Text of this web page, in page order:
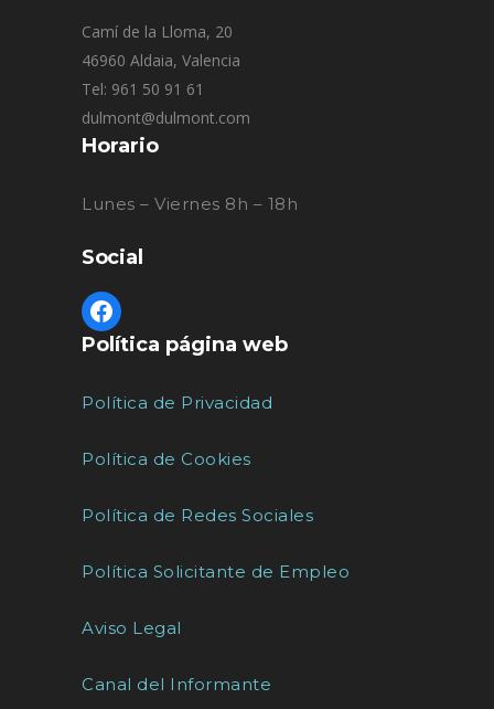
Camí de la Lloma, 20
46960 Aldaia, Valencia
Tel: 961 50 91 61
dulmont@dulmont.com
Horario
Lunes – Viernes 8h – 18h
Social
Política página web
Política de Privacidad
Política de Cookies
Política de Redes Sociales
Política Solicitante de Empleo
Aviso Legal
Canal del Informante